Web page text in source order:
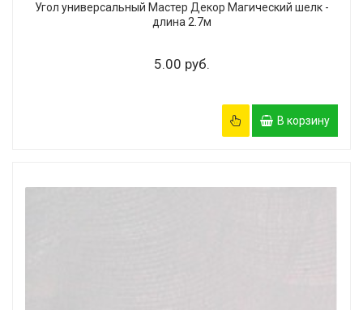
Угол универсальный Мастер Декор Магический шелк -
длина 2.7м
5.00 руб.
В корзину